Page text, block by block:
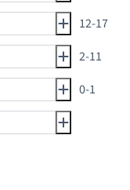
12-17
2-11
0-1